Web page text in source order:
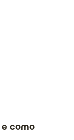
como